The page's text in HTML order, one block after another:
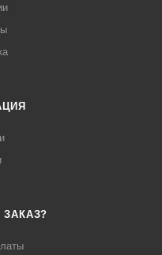
ЗАКАЗ?